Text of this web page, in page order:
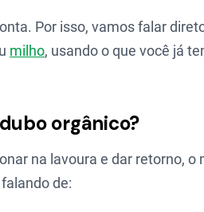
Por isso, vamos falar
milho, usando o que você já
orgânico?
na lavoura e dar retorno, o
de: